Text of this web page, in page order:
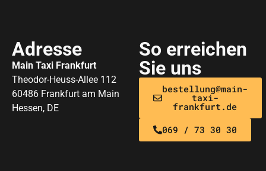
Adresse
Main Taxi Frankfurt
Theodor-Heuss-Allee 112
60486 Frankfurt am Main
Hessen, DE
So erreichen
Sie uns
bestellung@main-
taxi-
frankfurt.de
069 / 73 30 30